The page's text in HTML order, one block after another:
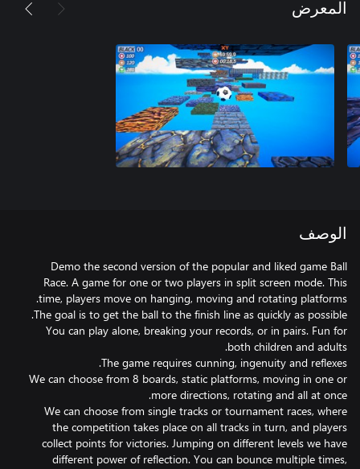
المعرض
الوصف
Demo the second version of the popular and liked game Ball
Race. A game for one or two players in split screen mode. This
You can play alone, breaking your records, or in pairs. Fun for
We can choose from 8 boards, static platforms, moving in one or
We can choose from single tracks or tournament races, where
the competition takes place on all tracks in turn, and players
collect points for victories. Jumping on different levels we have
different power of reflection. You can bounce multiple times,